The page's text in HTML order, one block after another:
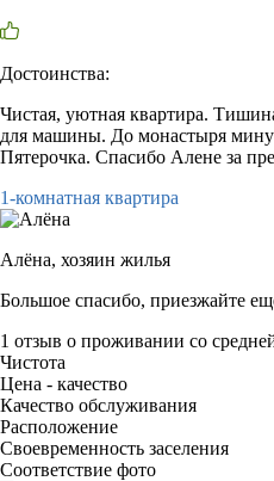
Достоинства:
Чистая, уютная квартира.
для машины. До монастыря
Пятерочка. Спасибо Алене за
1-комнатная квартира
Алёна, хозяин жилья
Большое спасибо, приезжайте
1 отзыв о проживании со
Чистота
Цена - качество
Качество обслуживания
Расположение
Своевременность заселения
Соответствие фото